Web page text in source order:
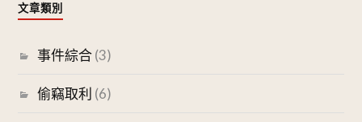
文章類別
事件綜合(3)
偷竊取利 (6)